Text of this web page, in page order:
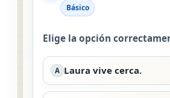
Básico
Elige la opción
A Laura vive cerca.